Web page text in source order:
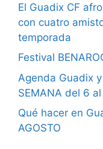
El Guadix CF
con cuatro
temporada
Festival
Agenda Guadix
SEMANA del 6
Qué hacer en
AGOSTO